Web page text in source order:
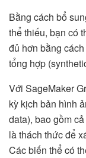
Bằng cách bổ
thể thiếu, bạn có
đủ hơn bằng
tổng hợp
Với SageMaker
kỳ kịch bản hình
data), bao gồm
là thách thức để
Các biến thể có